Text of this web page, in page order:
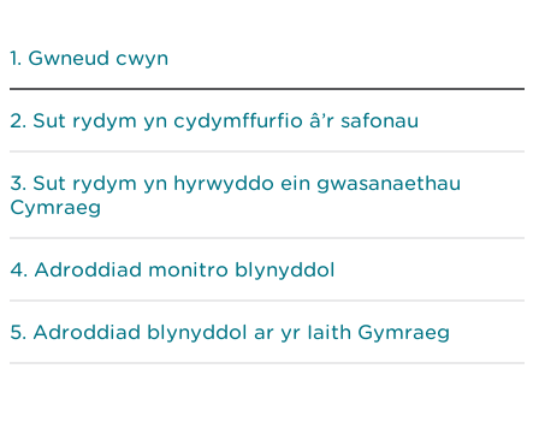
Gwneud cwyn
Sut rydym yn cydymffurfio â’r safonau
Sut rydym yn hyrwyddo ein gwasanaethau
Cymraeg
Adroddiad monitro blynyddol
Adroddiad blynyddol ar yr Iaith Gymraeg